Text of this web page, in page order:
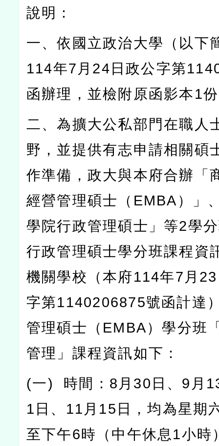
說明：
一、依國立政治大學（以下
114年7 月 24 日政公字第
函辦理，並檢附原函影本1
二、為擴大公私部門在職人
野，並提供有志申請相關碩
作準備，政大與本府合辦「
經營管理碩士（ EMBA ）」
學院行政管理碩士」等2學
行政管理碩士學分班課程資
機關學校（本府114年7 月 23
字第1140206875號函計達
管理碩士（ EMBA）學分班
管理」課程資訊如下：
(一) 時間： 8 月 30 日、 9 月
1 日、 11 月 15 日，均為星期
至下午6時（中午休息 1小時